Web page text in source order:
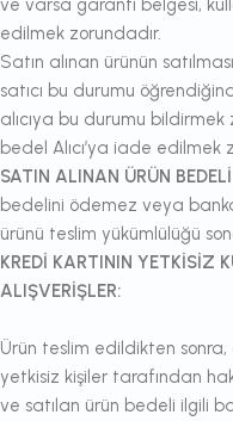
ve varsa garanti belgesi,
edilmek zorundadır.
Satın alınan ürünün
satıcı bu durumu
alıcıya bu durumu
bedel Alıcı’ya iade edilmek
SATIN ALINAN ÜRÜN
bedelini ödemez veya
ürünü teslim yükümlülüğü
KREDİ KARTININ YETKİSİZ
ALIŞVERİŞLER:
Ürün teslim edildikten sonra,
yetkisiz kişiler tarafından
ve satılan ürün bedeli ilgili